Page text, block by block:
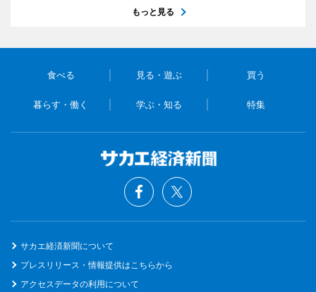
もっと見る
食べる 見る・遊ぶ 買う
暮らす・働く 学ぶ・知る 特集
サカエ経済新聞について
プレスリリース・情報提供はこちらから
アクセスデータの利用について